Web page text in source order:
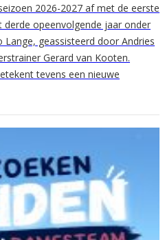
2026-2027 af met de eerste
opeenvolgende jaar onder
geassisteerd door Andries
Gerard van Kooten.
tevens een nieuwe